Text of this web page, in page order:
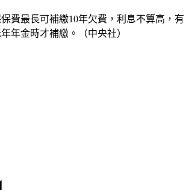
費最長可補繳10年欠費，利息不算高，有
年金時才補繳。（中央社）